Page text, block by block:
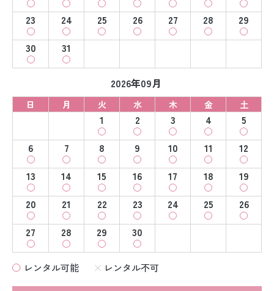
23
24 25 26 27 28
29
30
31
2026年09月
日 月 火 水 木 金 土
1 2 3 4
5
6
7 8 9 10 11
12
13
14 15 16 17 18
19
20
21 22 23 24 25
26
27
28 29 30
レンタル可能 レンタル不可